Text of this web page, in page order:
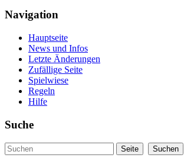
Navigation
Hauptseite
News und Infos
Letzte Änderungen
Zufällige Seite
Spielwiese
Regeln
Hilfe
Suche